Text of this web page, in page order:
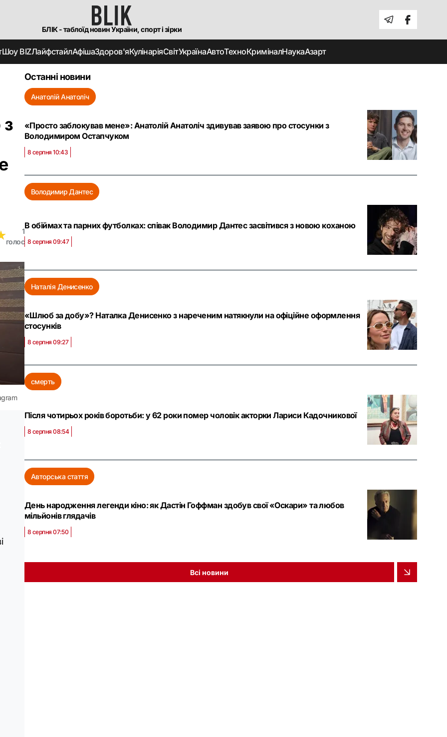
БЛІК - таблоїд новин України, спорт і зірки
Шоу BIZЛайфстайлАфішаЗдоров'яКулінаріяСвітУкраїнаАвтоТехноКриміналНаукаАзарт
з
1
голос
Останні новини
Анатолій Анатоліч
«Просто заблокував мене»: Анатолій Анатоліч здивував заявою про стосунки з
Володимиром Остапчуком
8 серпня 10:43
Володимир Дантес
В обіймах та парних футболках: співак Володимир Дантес засвітився з новою коханою
8 серпня 09:47
Наталія Денисенко
«Шлюб за добу»? Наталка Денисенко з нареченим натякнули на офіційне оформлення
стосунків
8 серпня 09:27
смерть
Після чотирьох років боротьби: у 62 роки помер чоловік акторки Лариси Кадочникової
8 серпня 08:54
Авторська стаття
День народження легенди кіно: як Дастін Гоффман здобув свої «Оскари» та любов
мільйонів глядачів
8 серпня 07:50
Всі новини